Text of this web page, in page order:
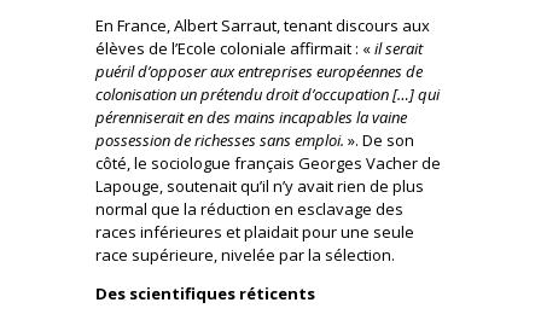
En France, Albert Sarraut, tenant discours aux
élèves de l’Ecole coloniale affirmait : «il serait
puéril d’opposer aux entreprises européennes de
colonisation un prétendu droit d’occupation […] qui
pérenniserait en des mains incapables la vaine
possession de richesses sans emploi. ». De son
côté, le sociologue français Georges Vacher de
Lapouge, soutenait qu’il n’y avait rien de plus
normal que la réduction en esclavage des
races inférieures et plaidait pour une seule
race supérieure, nivelée par la sélection.
Des scientifiques réticents